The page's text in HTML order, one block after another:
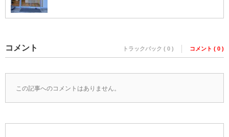
コメント トラックバック ( 0 ) コメント ( 0 )
この記事へのコメントはありません。